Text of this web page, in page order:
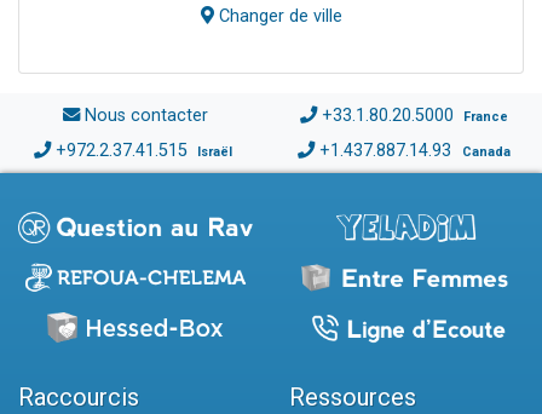
Changer de ville
Nous contacter +33.1.80.20.5000 France
+972.2.37.41.515 Israël +1.437.887.14.93 Canada
Raccourcis Ressources